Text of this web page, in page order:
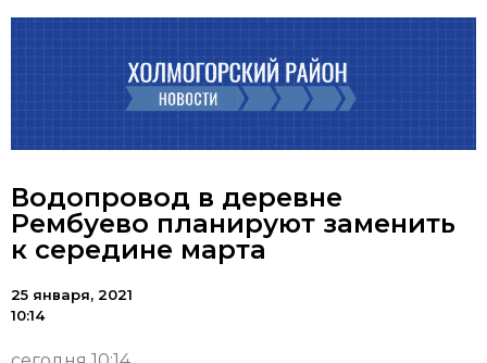
Водопровод в деревне
Рембуево планируют заменить
к середине марта
25 января, 2021
10:14